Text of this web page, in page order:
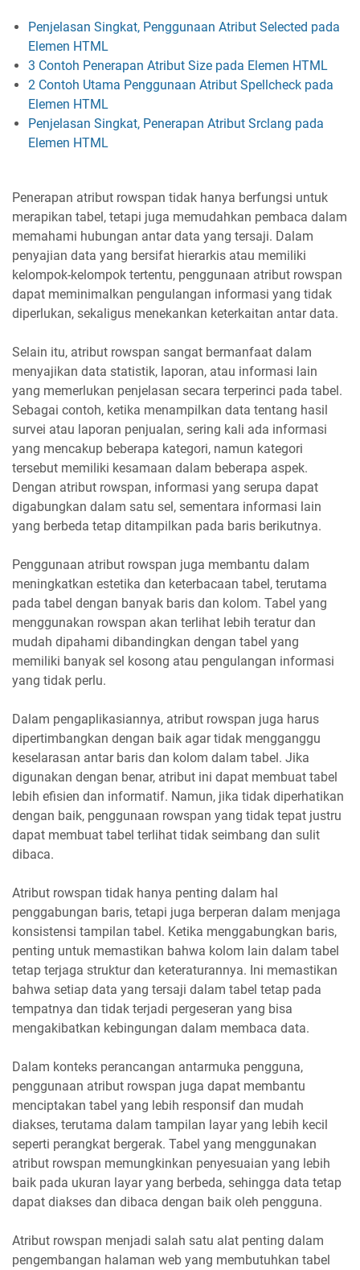
Penjelasan Singkat, Penggunaan Atribut Selected pada
Elemen HTML
3 Contoh Penerapan Atribut Size pada Elemen HTML
2 Contoh Utama Penggunaan Atribut Spellcheck pada
Elemen HTML
Penjelasan Singkat, Penerapan Atribut Srclang pada
Elemen HTML
Penerapan atribut rowspan tidak hanya berfungsi untuk
merapikan tabel, tetapi juga memudahkan pembaca dalam
memahami hubungan antar data yang tersaji. Dalam
penyajian data yang bersifat hierarkis atau memiliki
kelompok-kelompok tertentu, penggunaan atribut rowspan
dapat meminimalkan pengulangan informasi yang tidak
diperlukan, sekaligus menekankan keterkaitan antar data.
Selain itu, atribut rowspan sangat bermanfaat dalam
menyajikan data statistik, laporan, atau informasi lain
yang memerlukan penjelasan secara terperinci pada tabel.
Sebagai contoh, ketika menampilkan data tentang hasil
survei atau laporan penjualan, sering kali ada informasi
yang mencakup beberapa kategori, namun kategori
tersebut memiliki kesamaan dalam beberapa aspek.
Dengan atribut rowspan, informasi yang serupa dapat
digabungkan dalam satu sel, sementara informasi lain
yang berbeda tetap ditampilkan pada baris berikutnya.
Penggunaan atribut rowspan juga membantu dalam
meningkatkan estetika dan keterbacaan tabel, terutama
pada tabel dengan banyak baris dan kolom. Tabel yang
menggunakan rowspan akan terlihat lebih teratur dan
mudah dipahami dibandingkan dengan tabel yang
memiliki banyak sel kosong atau pengulangan informasi
yang tidak perlu.
Dalam pengaplikasiannya, atribut rowspan juga harus
dipertimbangkan dengan baik agar tidak mengganggu
keselarasan antar baris dan kolom dalam tabel. Jika
digunakan dengan benar, atribut ini dapat membuat tabel
lebih efisien dan informatif. Namun, jika tidak diperhatikan
dengan baik, penggunaan rowspan yang tidak tepat justru
dapat membuat tabel terlihat tidak seimbang dan sulit
dibaca.
Atribut rowspan tidak hanya penting dalam hal
penggabungan baris, tetapi juga berperan dalam menjaga
konsistensi tampilan tabel. Ketika menggabungkan baris,
penting untuk memastikan bahwa kolom lain dalam tabel
tetap terjaga struktur dan keteraturannya. Ini memastikan
bahwa setiap data yang tersaji dalam tabel tetap pada
tempatnya dan tidak terjadi pergeseran yang bisa
mengakibatkan kebingungan dalam membaca data.
Dalam konteks perancangan antarmuka pengguna,
penggunaan atribut rowspan juga dapat membantu
menciptakan tabel yang lebih responsif dan mudah
diakses, terutama dalam tampilan layar yang lebih kecil
seperti perangkat bergerak. Tabel yang menggunakan
atribut rowspan memungkinkan penyesuaian yang lebih
baik pada ukuran layar yang berbeda, sehingga data tetap
dapat diakses dan dibaca dengan baik oleh pengguna.
Atribut rowspan menjadi salah satu alat penting dalam
pengembangan halaman web yang membutuhkan tabel